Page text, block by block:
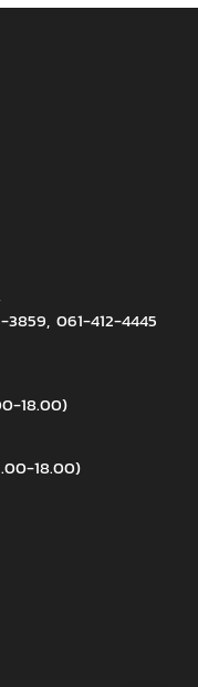
061-412-4445
18.00)
18.00)